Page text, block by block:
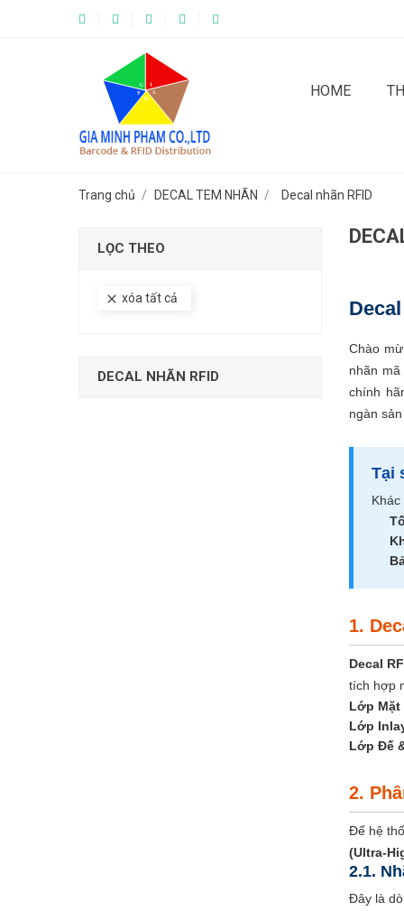
HOME
Trang chủ DECAL TEM NHÃN Decal nhãn RFID
LỌC THEO
clear xóa tất cả
DECAL NHÃN RFID
Chào
nhãn
chính
ngàn
Tại
1.
Decal
tích hợp
Lớp Mặt
Lớp
Lớp Đế
2.
Để hệ
(Ultra-
2.1.
Đây là